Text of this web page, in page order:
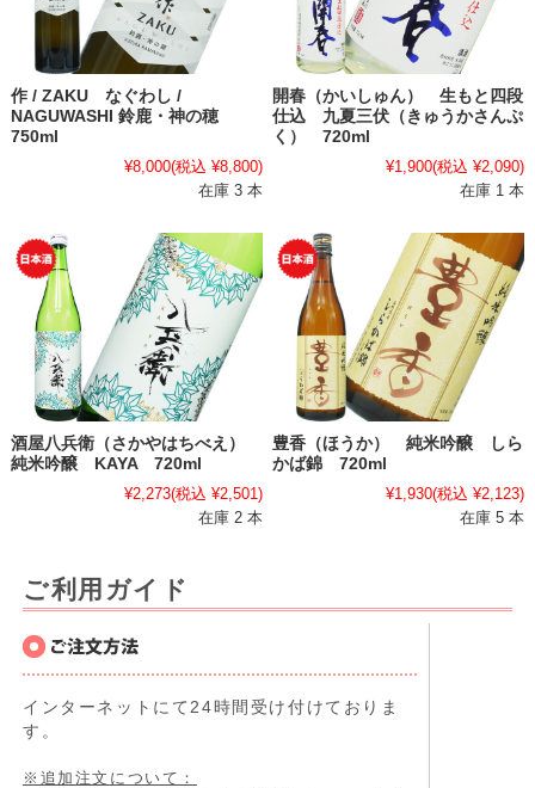
作 / ZAKU なぐわし /
NAGUWASHI 鈴鹿・神の穂
750ml
¥8,000(税込 ¥8,800)
在庫 3 本
開春（かいしゅん） 生もと四段
仕込 九夏三伏（きゅうかさんぷ
く） 720ml
¥1,900(税込 ¥2,090)
在庫 1 本
酒屋八兵衛（さかやはちべえ）
純米吟醸 KAYA 720ml
¥2,273(税込 ¥2,501)
在庫 2 本
豊香（ほうか） 純米吟醸 しら
かば錦 720ml
¥1,930(税込 ¥2,123)
在庫 5 本
ご利用ガイド
インターネットにて24時間受け付けておりま
す。
※追加注文について：